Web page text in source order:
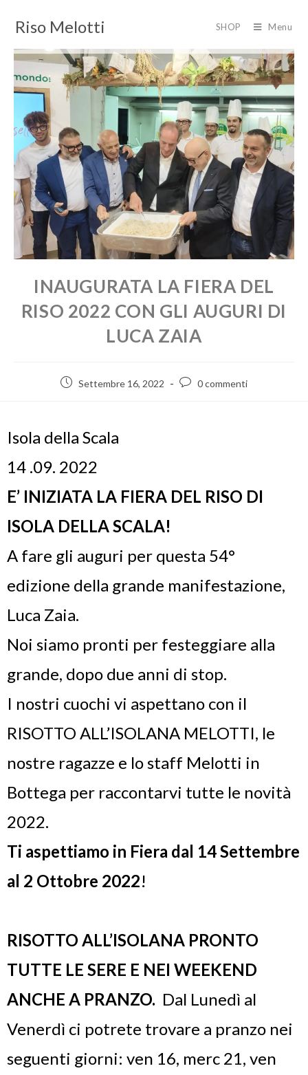
Riso Melotti SHOP Menu
INAUGURATA LA FIERA DEL
RISO 2022 CON GLI AUGURI DI
LUCA ZAIA
Settembre 16, 2022 0 commenti
Isola della Scala
14 .09. 2022
E’ INIZIATA LA FIERA DEL RISO DI
ISOLA DELLA SCALA!
A fare gli auguri per questa 54°
edizione della grande manifestazione,
Luca Zaia.
Noi siamo pronti per festeggiare alla
grande, dopo due anni di stop.
I nostri cuochi vi aspettano con il
RISOTTO ALL’ISOLANA MELOTTI, le
nostre ragazze e lo staff Melotti in
Bottega per raccontarvi tutte le novità
2022.
Ti aspettiamo in Fiera dal 14 Settembre
al 2 Ottobre 2022!
RISOTTO ALL’ISOLANA PRONTO
TUTTE LE SERE E NEI WEEKEND
ANCHE A PRANZO. Dal Lunedì al
Venerdì ci potrete trovare a pranzo nei
seguenti giorni: ven 16, merc 21, ven